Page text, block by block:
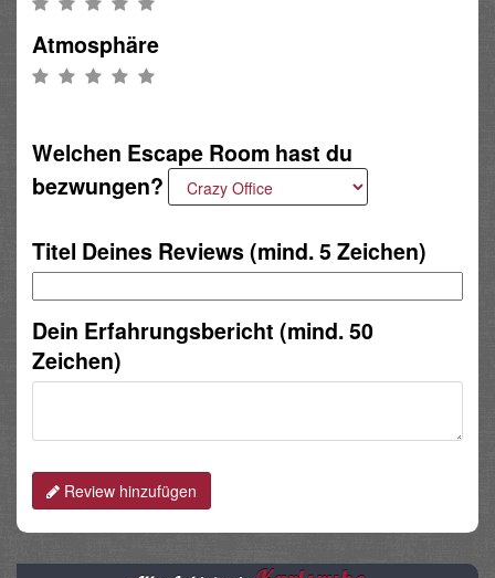
Atmosphäre
Welchen Escape Room hast du
bezwungen?
Titel Deines Reviews (mind. 5 Zeichen)
Dein Erfahrungsbericht (mind. 50
Zeichen)
Review hinzufügen